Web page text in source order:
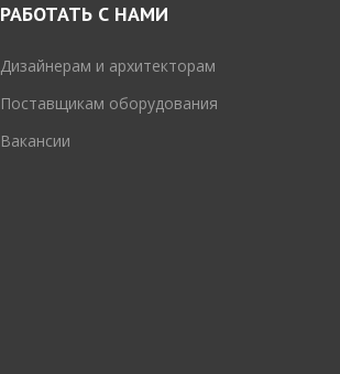
РАБОТАТЬ С НАМИ
Дизайнерам и архитекторам
Поставщикам оборудования
Вакансии